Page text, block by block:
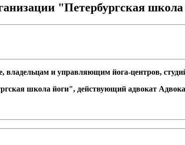
"Петербургская
владельцам и управляющим йога-центров,
школа йоги", действующий адвокат